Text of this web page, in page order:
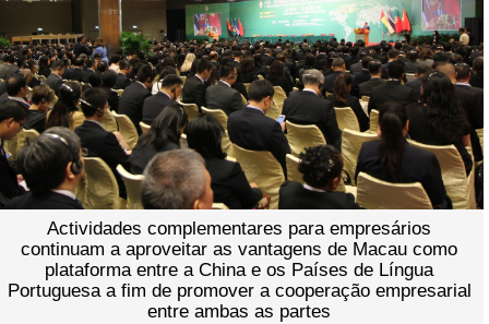
Actividades complementares para empresários
continuam a aproveitar as vantagens de Macau como
plataforma entre a China e os Países de Língua
Portuguesa a fim de promover a cooperação empresarial
entre ambas as partes